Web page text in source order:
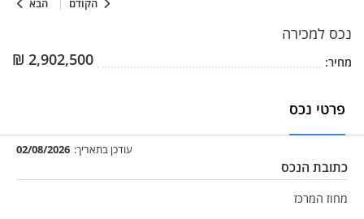
הקודם הבא
נכס למכירה
מחיר: 2,902,500
₪
פרטי נכס
עודכן בתאריך: 02/08/2026
כתובת הנכס
מחוז המרכז